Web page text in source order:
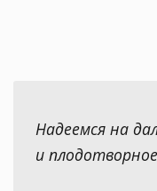
Надеемся на
и